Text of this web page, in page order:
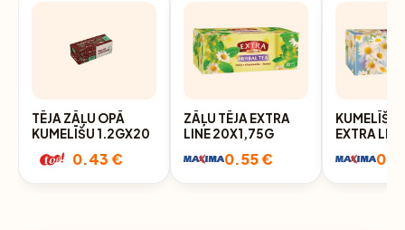
TĒJA ZĀĻU OPĀ
KUMELĪŠU 1.2GX20
0.43 €
ZĀĻU TĒJA EXTRA
LINE 20X1,75G
0.55 €
KUMELĪŠU
EXTRA LINE